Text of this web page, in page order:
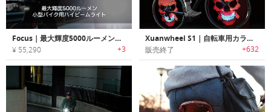
Focus｜最大輝度5000ルーメン小型バイク用ハイビームライト「フォーカス」
¥ 55,290 +3
Xuanwheel S1｜自転車用カラフルホイールスポークライト「エスワン」
販売終了 +632